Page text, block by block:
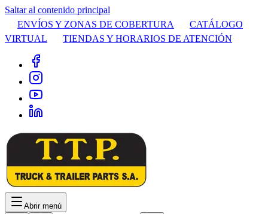
Saltar al contenido principal
ENVÍOS Y ZONAS DE COBERTURA
CATÁLOGO
VIRTUAL
TIENDAS Y HORARIOS DE ATENCIÓN
Abrir menú